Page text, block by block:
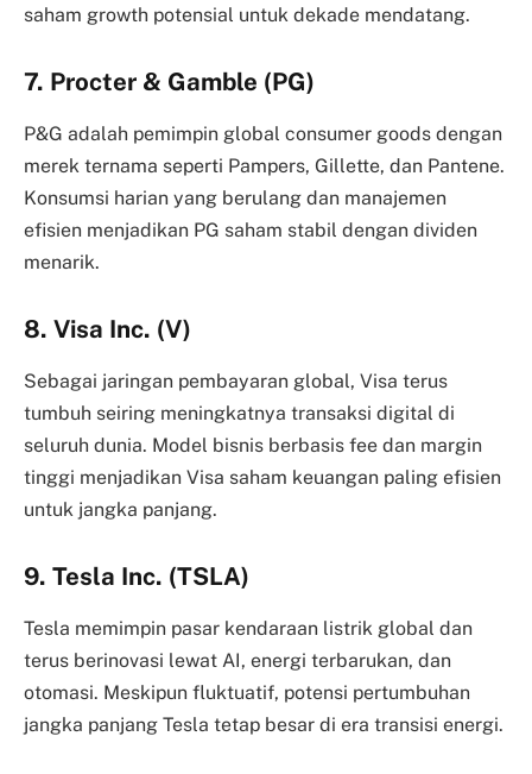
saham growth potensial untuk dekade mendatang.
7. Procter & Gamble (PG)
P&G adalah pemimpin global consumer goods dengan
merek ternama seperti Pampers, Gillette, dan Pantene.
Konsumsi harian yang berulang dan manajemen
efisien menjadikan PG saham stabil dengan dividen
menarik.
8. Visa Inc. (V)
Sebagai jaringan pembayaran global, Visa terus
tumbuh seiring meningkatnya transaksi digital di
seluruh dunia. Model bisnis berbasis fee dan margin
tinggi menjadikan Visa saham keuangan paling efisien
untuk jangka panjang.
9. Tesla Inc. (TSLA)
Tesla memimpin pasar kendaraan listrik global dan
terus berinovasi lewat AI, energi terbarukan, dan
otomasi. Meskipun fluktuatif, potensi pertumbuhan
jangka panjang Tesla tetap besar di era transisi energi.